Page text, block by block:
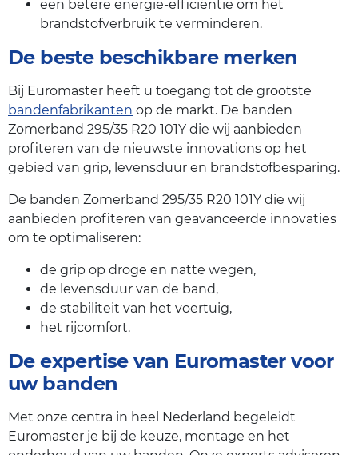
een betere energie-efficiëntie om het
brandstofverbruik te verminderen.
De beste beschikbare merken
Bij Euromaster heeft u toegang tot de grootste
bandenfabrikanten op de markt. De banden
Zomerband 295/35 R20 101Y die wij aanbieden
profiteren van de nieuwste innovations op het
gebied van grip, levensduur en brandstofbesparing.
De banden Zomerband 295/35 R20 101Y die wij
aanbieden profiteren van geavanceerde innovaties
om te optimaliseren:
de grip op droge en natte wegen,
de levensduur van de band,
de stabiliteit van het voertuig,
het rijcomfort.
De expertise van Euromaster voor
uw banden
Met onze centra in heel Nederland begeleidt
Euromaster je bij de keuze, montage en het